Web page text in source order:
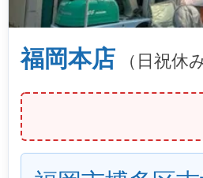
福岡本店 （日祝休